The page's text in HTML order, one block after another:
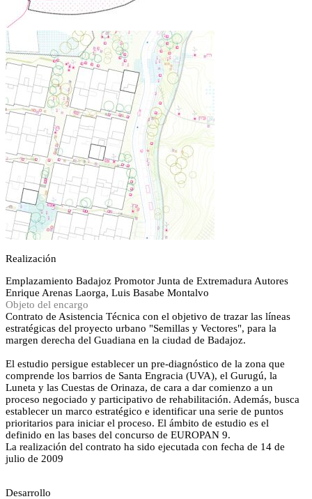
Realización
Emplazamiento Badajoz Promotor Junta de Extremadura Autores
Enrique Arenas Laorga, Luis Basabe Montalvo
Objeto del encargo
Contrato de Asistencia Técnica con el objetivo de trazar las líneas
estratégicas del proyecto urbano "Semillas y Vectores", para la
margen derecha del Guadiana en la ciudad de Badajoz.
El estudio persigue establecer un pre-diagnóstico de la zona que
comprende los barrios de Santa Engracia (UVA), el Gurugú, la
Luneta y las Cuestas de Orinaza, de cara a dar comienzo a un
proceso negociado y participativo de rehabilitación. Además, busca
establecer un marco estratégico e identificar una serie de puntos
prioritarios para iniciar el proceso. El ámbito de estudio es el
definido en las bases del concurso de EUROPAN 9.
La realización del contrato ha sido ejecutada con fecha de 14 de
julio de 2009
Desarrollo